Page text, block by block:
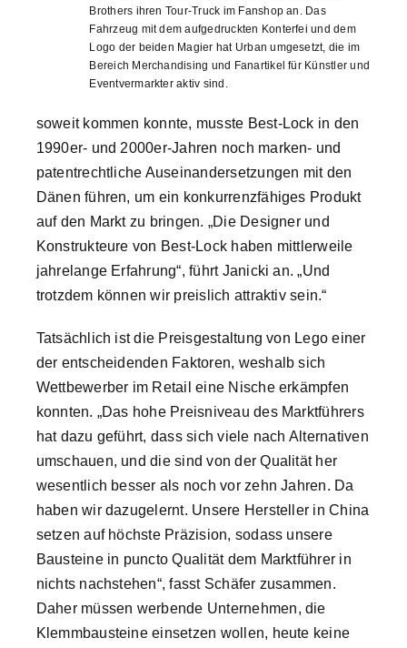
Brothers ihren Tour-Truck im Fanshop an. Das
Fahrzeug mit dem aufgedruckten Konterfei und dem
Logo der beiden Magier hat Urban umgesetzt, die im
Bereich Merchandising und Fanartikel für Künstler und
Eventvermarkter aktiv sind.
soweit kommen konnte, musste Best-Lock in den
1990er- und 2000er-Jahren noch marken- und
patentrechtliche Auseinandersetzungen mit den
Dänen führen, um ein konkurrenzfähiges Produkt
auf den Markt zu bringen. „Die Designer und
Konstrukteure von Best-Lock haben mittlerweile
jahrelange Erfahrung“, führt Janicki an. „Und
trotzdem können wir preislich attraktiv sein.“
Tatsächlich ist die Preisgestaltung von Lego einer
der entscheidenden Faktoren, weshalb sich
Wettbewerber im Retail eine Nische erkämpfen
konnten. „Das hohe Preisniveau des Marktführers
hat dazu geführt, dass sich viele nach Alternativen
umschauen, und die sind von der Qualität her
wesentlich besser als noch vor zehn Jahren. Da
haben wir dazugelernt. Unsere Hersteller in China
setzen auf höchste Präzision, sodass unsere
Bausteine in puncto Qualität dem Marktführer in
nichts nachstehen“, fasst Schäfer zusammen.
Daher müssen werbende Unternehmen, die
Klemmbausteine einsetzen wollen, heute keine